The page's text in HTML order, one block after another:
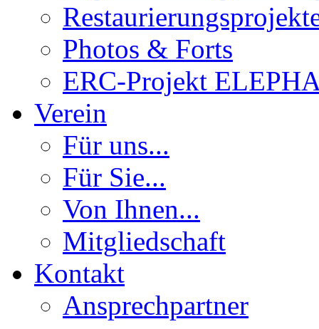
Photos & Forts
ERC-Projekt
Verein
Für uns...
Für Sie...
Von Ihnen...
Mitgliedschaft
Kontakt
Ansprechpartner